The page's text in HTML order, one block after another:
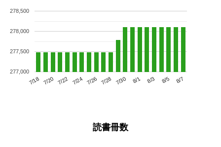
7/18 7/20 7/22 7/24 7/26 7/28 7/30 8/1 8/3 8/5 8/7
277,000
277,500
278,000
278,500
読書冊数